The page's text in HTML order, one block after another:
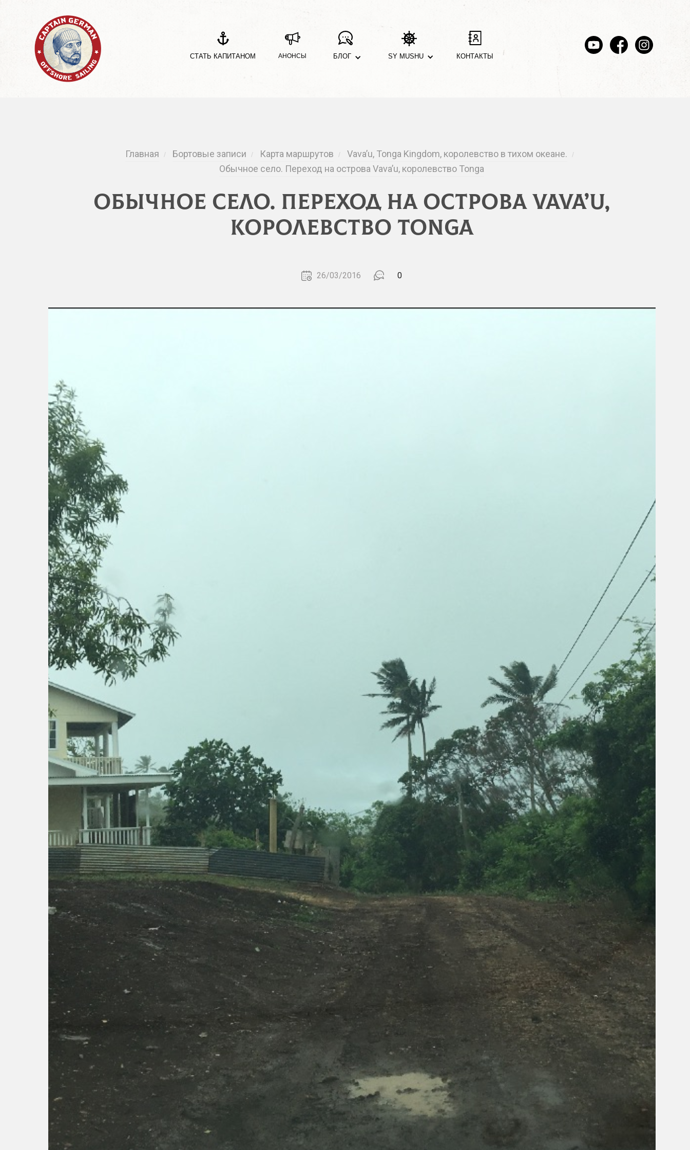
СТАТЬ КАПИТАНОМ АНОНСЫ БЛОГ SY MUSHU КОНТАКТЫ
Главная / Бортовые записи / Карта маршрутов / Vava’u, Tonga Kingdom, королевство в тихом океане. /
Обычное село. Переход на острова Vava’u, королевство Tonga
Обычное село. Переход на острова Vava’u,
королевство Tonga
26/03/2016 0